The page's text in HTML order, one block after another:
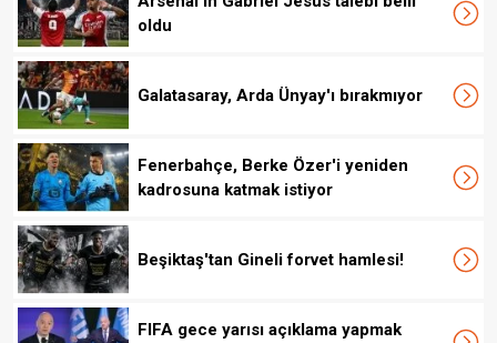
oldu
Galatasaray, Arda Ünyay'ı bırakmıyor
Fenerbahçe, Berke Özer'i yeniden
kadrosuna katmak istiyor
Beşiktaş'tan Gineli forvet hamlesi!
FIFA gece yarısı açıklama yapmak